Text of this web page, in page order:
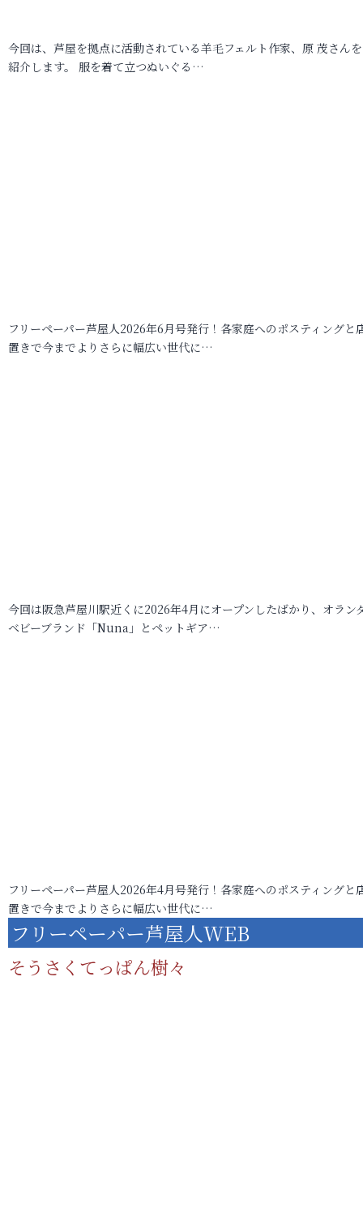
今回は、芦屋を拠点に活動されている羊毛フェルト作家、原 茂さん
紹介します。 服を着て立つぬいぐる…
フリーペーパー芦屋人2026年6月号発行！各家庭へのポスティングと
置きで今までよりさらに幅広い世代に…
今回は阪急芦屋川駅近くに2026年4月にオープンしたばかり、オラン
ベビーブランド「Nuna」とペットギア…
フリーペーパー芦屋人2026年4月号発行！各家庭へのポスティングと
置きで今までよりさらに幅広い世代に…
フリーペーパー芦屋人WEB
そうさくてっぱん樹々